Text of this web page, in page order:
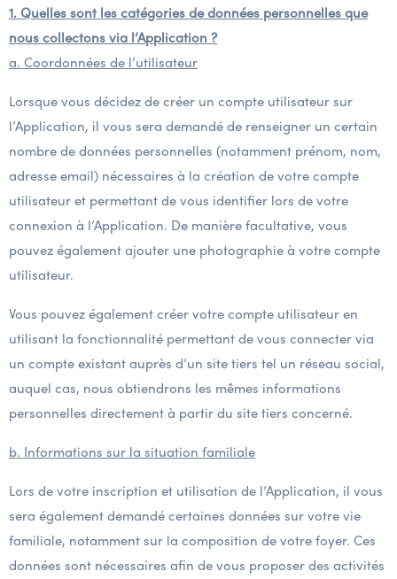
1. Quelles sont les catégories de données personnelles que
nous collectons via l’Application ?
a. Coordonnées de l’utilisateur
Lorsque vous décidez de créer un compte utilisateur sur
l’Application, il vous sera demandé de renseigner un certain
nombre de données personnelles (notamment prénom, nom,
adresse email) nécessaires à la création de votre compte
utilisateur et permettant de vous identifier lors de votre
connexion à l’Application. De manière facultative, vous
pouvez également ajouter une photographie à votre compte
utilisateur.
Vous pouvez également créer votre compte utilisateur en
utilisant la fonctionnalité permettant de vous connecter via
un compte existant auprès d’un site tiers tel un réseau social,
auquel cas, nous obtiendrons les mêmes informations
personnelles directement à partir du site tiers concerné.
b. Informations sur la situation familiale
Lors de votre inscription et utilisation de l’Application, il vous
sera également demandé certaines données sur votre vie
familiale, notamment sur la composition de votre foyer. Ces
données sont nécessaires afin de vous proposer des activités